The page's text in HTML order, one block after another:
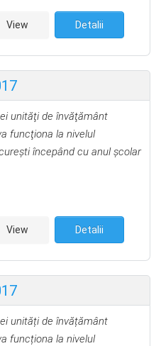
View Detalii
unităţi de învăţământ
funcţiona la nivelul
începând cu anul şcolar
View Detalii
unități de învățământ
funcționa la nivelul